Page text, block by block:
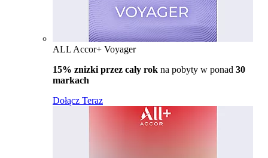
ALL Accor+ Voyager
15% znizki przez cały rok na pobyty w ponad 30
markach
Dołącz Teraz